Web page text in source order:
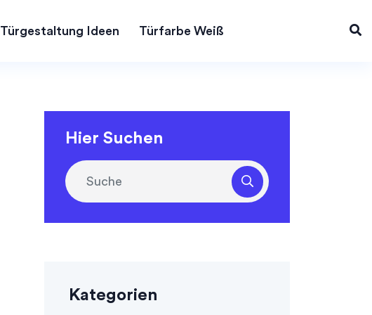
Türgestaltung Ideen Türfarbe Weiß
Hier Suchen
Kategorien